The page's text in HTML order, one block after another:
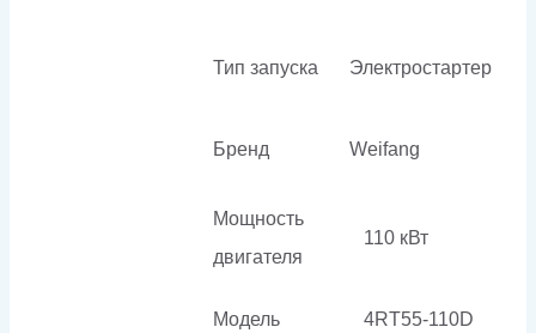
Тип запуска Электростартер
Бренд Weifang
Мощность
двигателя
110 кВт
Модель 4RT55-110D